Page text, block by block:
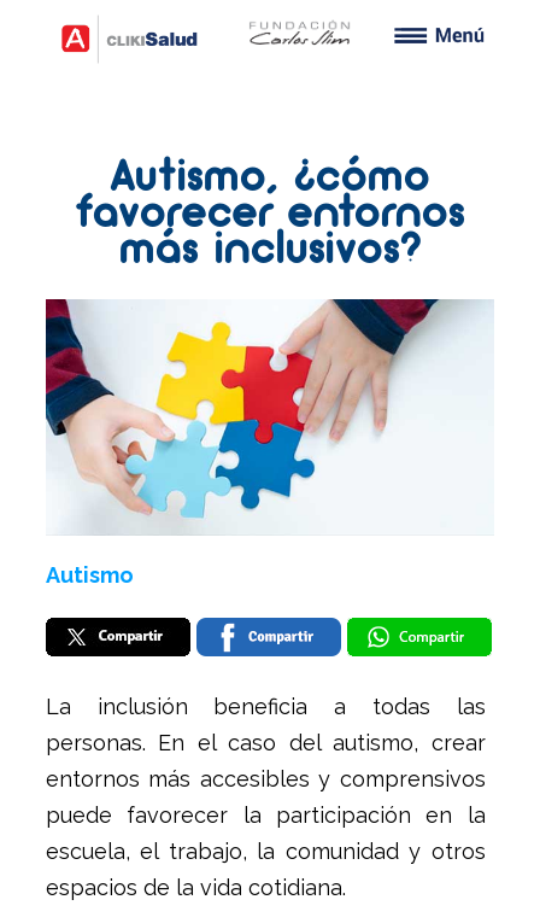
Autismo, ¿cómo
favorecer entornos
más inclusivos?
Autismo
La inclusión beneficia a todas las
personas. En el caso del autismo, crear
entornos más accesibles y comprensivos
puede favorecer la participación en la
escuela, el trabajo, la comunidad y otros
espacios de la vida cotidiana.